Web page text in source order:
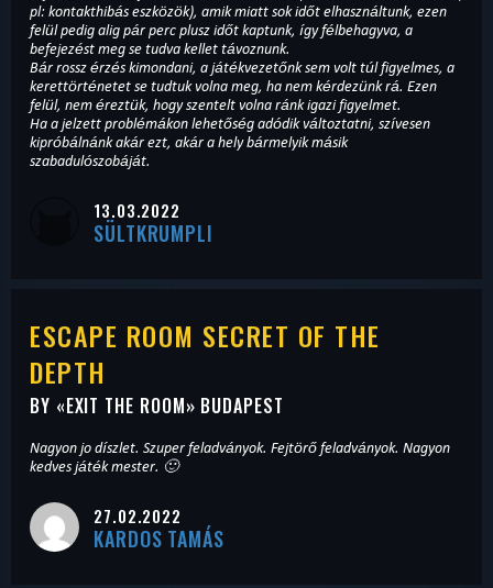
pl: kontakthibás eszközök), amik miatt sok időt elhasználtunk, ezen
felül pedig alig pár perc plusz időt kaptunk, így félbehagyva, a
befejezést meg se tudva kellet távoznunk.
Bár rossz érzés kimondani, a játékvezetőnk sem volt túl figyelmes, a
kerettörténetet se tudtuk volna meg, ha nem kérdezünk rá. Ezen
felül, nem éreztük, hogy szentelt volna ránk igazi figyelmet.
Ha a jelzett problémákon lehetőség adódik változtatni, szívesen
kipróbálnánk akár ezt, akár a hely bármelyik másik
szabadulószobáját.
13.03.2022
SÜLTKRUMPLI
ESCAPE ROOM SECRET OF THE
DEPTH
BY «EXIT THE ROOM» BUDAPEST
Nagyon jo díszlet. Szuper feladványok. Fejtörő feladványok. Nagyon
kedves játék mester. 🙂
27.02.2022
KARDOS TAMÁS